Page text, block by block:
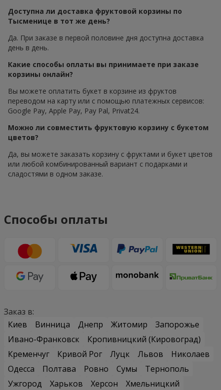
Доступна ли доставка фруктовой корзины по
Тысменице в тот же день?
Да. При заказе в первой половине дня доступна доставка
день в день.
Какие способы оплаты вы принимаете при заказе
корзины онлайн?
Вы можете оплатить букет в корзине из фруктов
переводом на карту или с помощью платежных сервисов:
Google Pay, Apple Pay, Pay Pal, Privat24.
Можно ли совместить фруктовую корзину с букетом
цветов?
Да, вы можете заказать корзину с фруктами и букет цветов
или любой комбинированный вариант с подарками и
сладостями в одном заказе.
Способы оплаты
Заказ в:
Киев
Винница Днепр Житомир
Запорожье
Ивано-Франковск
Кропивницкий (Кировоград)
Кременчуг
Кривой Рог Луцк Львов
Николаев
Одесса
Полтава Ровно Сумы
Тернополь
Ужгород
Харьков Херсон
Хмельницкий